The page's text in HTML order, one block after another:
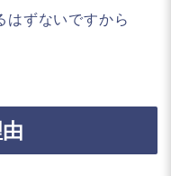
はずないですから